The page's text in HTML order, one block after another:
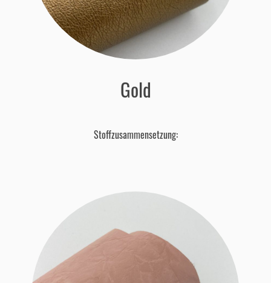
Gold
Stoffzusammensetzung: